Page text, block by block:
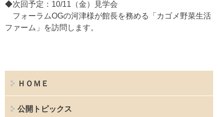
◆次回予定：10/11（金）見学会
フォーラムOGの河津様が館長を務める「カゴメ野菜生活
ファーム」を訪問します。
ＨＯＭＥ
公開トピックス